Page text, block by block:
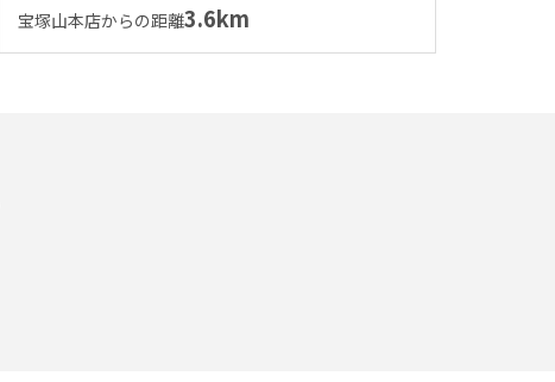
宝塚山本店からの距離3.6km